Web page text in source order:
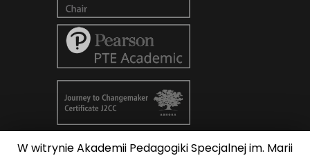
W witrynie Akademii Pedagogiki Specjalnej im. Marii